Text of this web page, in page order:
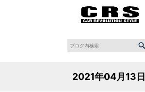
2021年04月13日